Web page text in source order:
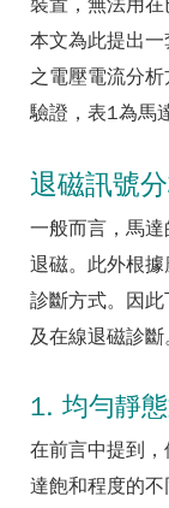
裝置，無法用在
本文為此提出
之電壓電流分
驗證，表1為馬
退磁訊號
一般而言，馬
退磁。此外根
診斷方式。因
及在線退磁診斷
1. 均勻靜
在前言中提到
達飽和程度的